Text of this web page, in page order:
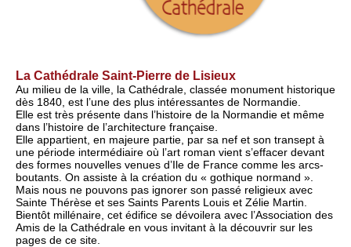
La Cathédrale Saint-Pierre de Lisieux
Au milieu de la ville, la Cathédrale, classée monument historique
dès 1840, est l’une des plus intéressantes de Normandie.
Elle est très présente dans l’histoire de la Normandie et même
dans l’histoire de l’architecture française.
Elle appartient, en majeure partie, par sa nef et son transept à
une période intermédiaire où l’art roman vient s’effacer devant
des formes nouvelles venues d’Ile de France comme les arcs-
boutants. On assiste à la création du « gothique normand ».
Mais nous ne pouvons pas ignorer son passé religieux avec
Sainte Thérèse et ses Saints Parents Louis et Zélie Martin.
Bientôt millénaire, cet édifice se dévoilera avec l’Association des
Amis de la Cathédrale en vous invitant à la découvrir sur les
pages de ce site.